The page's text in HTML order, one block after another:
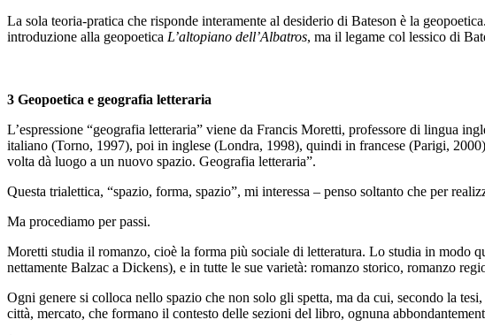
La sola teoria-pratica che risponde interamente al desiderio di Bateson è la
introduzione alla geopoetica L’altopiano dell’Albatros, ma il legame col lessico di
3 Geopoetica e geografia letteraria
L’espressione “geografia letteraria” viene da Francis Moretti, professore di lingua
italiano (Torno, 1997), poi in inglese (Londra, 1998), quindi in francese (Parigi,
volta dà luogo a un nuovo spazio. Geografia letteraria”.
Questa trialettica, “spazio, forma, spazio”, mi interessa – penso soltanto che per
Ma procediamo per passi.
Moretti studia il romanzo, cioè la forma più sociale di letteratura. Lo studia in modo
nettamente Balzac a Dickens), e in tutte le sue varietà: romanzo storico, romanzo
Ogni genere si colloca nello spazio che non solo gli spetta, ma da cui, secondo la
città, mercato, che formano il contesto delle sezioni del libro, ognuna